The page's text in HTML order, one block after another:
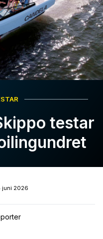
testar
juni 2026